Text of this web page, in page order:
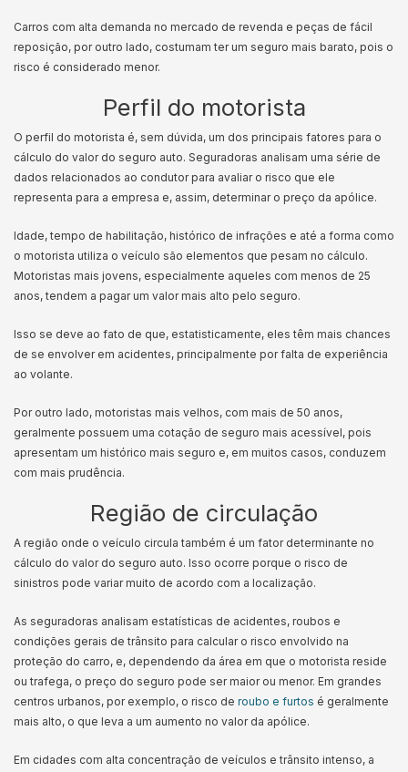
Carros com alta demanda no mercado de revenda e peças de fácil
reposição, por outro lado, costumam ter um seguro mais barato, pois o
risco é considerado menor.
Perfil do motorista
O perfil do motorista é, sem dúvida, um dos principais fatores para o
cálculo do valor do seguro auto. Seguradoras analisam uma série de
dados relacionados ao condutor para avaliar o risco que ele
representa para a empresa e, assim, determinar o preço da apólice.
Idade, tempo de habilitação, histórico de infrações e até a forma como
o motorista utiliza o veículo são elementos que pesam no cálculo.
Motoristas mais jovens, especialmente aqueles com menos de 25
anos, tendem a pagar um valor mais alto pelo seguro.
Isso se deve ao fato de que, estatisticamente, eles têm mais chances
de se envolver em acidentes, principalmente por falta de experiência
ao volante.
Por outro lado, motoristas mais velhos, com mais de 50 anos,
geralmente possuem uma cotação de seguro mais acessível, pois
apresentam um histórico mais seguro e, em muitos casos, conduzem
com mais prudência.
Região de circulação
A região onde o veículo circula também é um fator determinante no
cálculo do valor do seguro auto. Isso ocorre porque o risco de
sinistros pode variar muito de acordo com a localização.
As seguradoras analisam estatísticas de acidentes, roubos e
condições gerais de trânsito para calcular o risco envolvido na
proteção do carro, e, dependendo da área em que o motorista reside
ou trafega, o preço do seguro pode ser maior ou menor. Em grandes
centros urbanos, por exemplo, o risco de roubo e furtos é geralmente
mais alto, o que leva a um aumento no valor da apólice.
Em cidades com alta concentração de veículos e trânsito intenso, a